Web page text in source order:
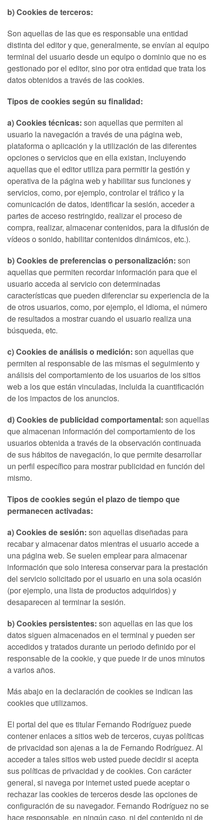
b) Cookies de terceros:
Son aquellas de las que es responsable una entidad
distinta del editor y que, generalmente, se envían al equipo
terminal del usuario desde un equipo o dominio que no es
gestionado por el editor, sino por otra entidad que trata los
datos obtenidos a través de las cookies.
Tipos de cookies según su finalidad:
a) Cookies técnicas: son aquellas que permiten al
usuario la navegación a través de una página web,
plataforma o aplicación y la utilización de las diferentes
opciones o servicios que en ella existan, incluyendo
aquellas que el editor utiliza para permitir la gestión y
operativa de la página web y habilitar sus funciones y
servicios, como, por ejemplo, controlar el tráfico y la
comunicación de datos, identificar la sesión, acceder a
partes de acceso restringido, realizar el proceso de
compra, realizar, almacenar contenidos, para la difusión de
vídeos o sonido, habilitar contenidos dinámicos, etc.).
b) Cookies de preferencias o personalización: son
aquellas que permiten recordar información para que el
usuario acceda al servicio con determinadas
características que pueden diferenciar su experiencia de la
de otros usuarios, como, por ejemplo, el idioma, el número
de resultados a mostrar cuando el usuario realiza una
búsqueda, etc.
c) Cookies de análisis o medición: son aquellas que
permiten al responsable de las mismas el seguimiento y
análisis del comportamiento de los usuarios de los sitios
web a los que están vinculadas, incluida la cuantificación
de los impactos de los anuncios.
d) Cookies de publicidad comportamental: son aquellas
que almacenan información del comportamiento de los
usuarios obtenida a través de la observación continuada
de sus hábitos de navegación, lo que permite desarrollar
un perfil específico para mostrar publicidad en función del
mismo.
Tipos de cookies según el plazo de tiempo que
permanecen activadas:
a) Cookies de sesión: son aquellas diseñadas para
recabar y almacenar datos mientras el usuario accede a
una página web. Se suelen emplear para almacenar
información que solo interesa conservar para la prestación
del servicio solicitado por el usuario en una sola ocasión
(por ejemplo, una lista de productos adquiridos) y
desaparecen al terminar la sesión.
b) Cookies persistentes: son aquellas en las que los
datos siguen almacenados en el terminal y pueden ser
accedidos y tratados durante un periodo definido por el
responsable de la cookie, y que puede ir de unos minutos
a varios años.
Más abajo en la declaración de cookies se indican las
cookies que utilizamos.
El portal del que es titular Fernando Rodríguez puede
contener enlaces a sitios web de terceros, cuyas políticas
de privacidad son ajenas a la de Fernando Rodríguez. Al
acceder a tales sitios web usted puede decidir si acepta
sus políticas de privacidad y de cookies. Con carácter
general, si navega por internet usted puede aceptar o
rechazar las cookies de terceros desde las opciones de
configuración de su navegador. Fernando Rodríguez no se
hace responsable, en ningún caso, ni del contenido ni de